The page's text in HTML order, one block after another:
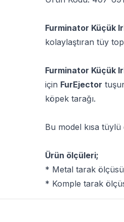
Furminator Küçük
kolaylaştıran tüy
Furminator Küçük
için FurEjector
köpek tarağı.
Bu model kısa
Ürün ölçüleri;
* Metal tarak
* Komple tarak